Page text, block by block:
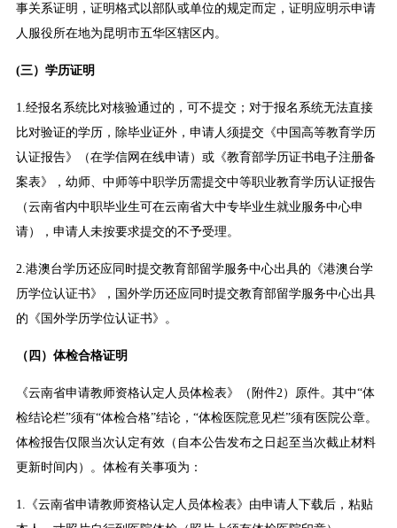
事关系证明，证明格式以部队或单位的规定而定，证明应明示申请
人服役所在地为昆明市五华区辖区内。
(三）学历证明
1.经报名系统比对核验通过的，可不提交；对于报名系统无法直接
比对验证的学历，除毕业证外，申请人须提交《中国高等教育学历
认证报告》（在学信网在线申请）或《教育部学历证书电子注册备
案表》，幼师、中师等中职学历需提交中等职业教育学历认证报告
（云南省内中职毕业生可在云南省大中专毕业生就业服务中心申
请），申请人未按要求提交的不予受理。
2.港澳台学历还应同时提交教育部留学服务中心出具的《港澳台学
历学位认证书》，国外学历还应同时提交教育部留学服务中心出具
的《国外学历学位认证书》。
（四）体检合格证明
《云南省申请教师资格认定人员体检表》（附件2）原件。其中“体
检结论栏”须有“体检合格”结论，“体检医院意见栏”须有医院公章。
体检报告仅限当次认定有效（自本公告发布之日起至当次截止材料
更新时间内）。体检有关事项为：
1.《云南省申请教师资格认定人员体检表》由申请人下载后，粘贴